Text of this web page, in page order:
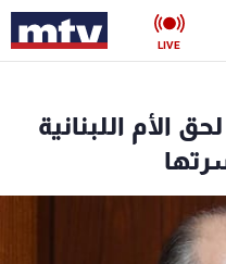
LIVE
الأم اللبنانية